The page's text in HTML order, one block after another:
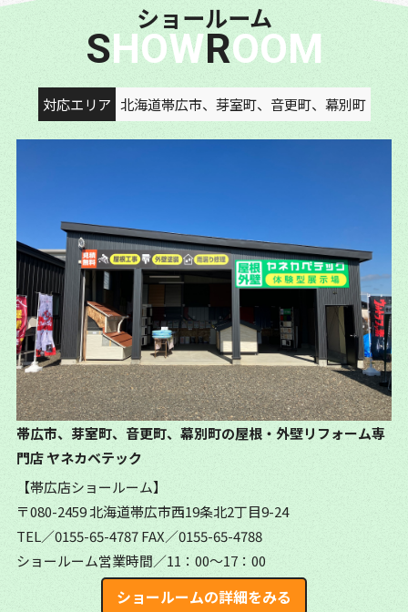
ショールーム
SHOW ROOM
対応エリア 北海道帯広市、芽室町、音更町、幕別町
帯広市、芽室町、音更町、幕別町の屋根・外壁リフォーム専
門店ヤネカベテック
【帯広店ショールーム】
〒080-2459 北海道帯広市西19条北2丁目9-24
TEL／0155-65-4787FAX／0155-65-4788
ショールーム営業時間／11：00～17：00
ショールームの詳細をみる